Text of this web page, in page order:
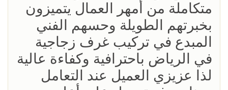
متكاملة من أمهر العمال يتميزون
بخبرتهم الطويلة وحسهم الفني
المبدع في تركيب غرف زجاجية
في الرياض باحترافية وكفاءة عالية
لذا عزيزي العميل عند التعامل